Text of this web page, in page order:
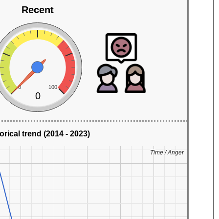
Recent
0 100
0
trend (2014 - 2023)
Time / Anger
Time / Anger